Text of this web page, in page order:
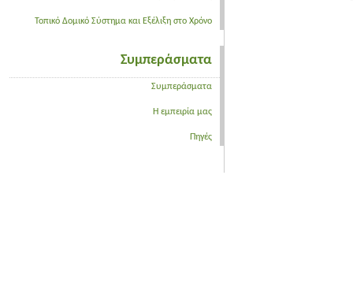
Τοπικό Δομικό Σύστημα και Εξέλιξη στο Χρόνο
Συμπεράσματα
Συμπεράσματα
Η εμπειρία μας
Πηγές